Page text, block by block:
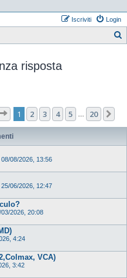
Login
Iscriviti
risposta
Pagina di 20
1 2 3 4 5 20
08/08/2026, 13:56
25/06/2026, 12:47
03/2026, 20:08
4:24
VCA)
3:42